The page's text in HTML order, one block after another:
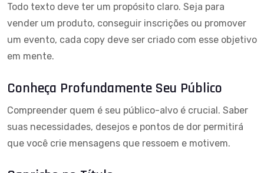
Todo texto deve ter um propósito claro. Seja para
vender um produto, conseguir inscrições ou promover
um evento, cada copy deve ser criado com esse objetivo
em mente.
Conheça Profundamente Seu Público
Compreender quem é seu público-alvo é crucial. Saber
suas necessidades, desejos e pontos de dor permitirá
que você crie mensagens que ressoem e motivem.